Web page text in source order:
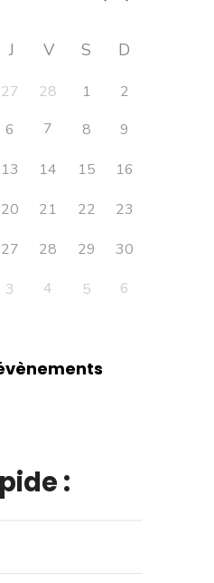
J V S D
27 28 1
2
6 7 8
9
13 14 15
16
20 21 22
23
27 28 29
30
3 4 5 6
: